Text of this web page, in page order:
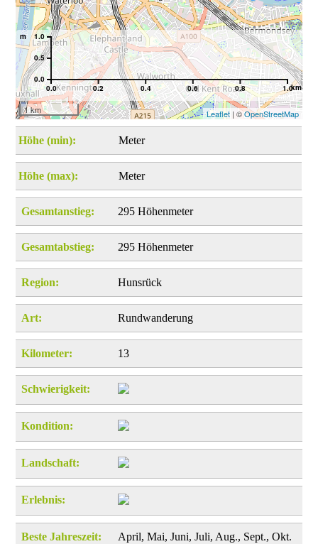
0.0 0.2 0.4 0.6 0.8 1.0km
0.0
0.5
1.0
m
1 km Leaflet| ©OpenStreetMap
Höhe (min): Meter
Höhe (max): Meter
Gesamtanstieg: 295 Höhenmeter
Gesamtabstieg: 295 Höhenmeter
Region: Hunsrück
Art: Rundwanderung
Kilometer: 13
Schwierigkeit:
Kondition:
Landschaft:
Erlebnis:
Beste Jahreszeit: April, Mai, Juni, Juli, Aug., Sept., Okt.